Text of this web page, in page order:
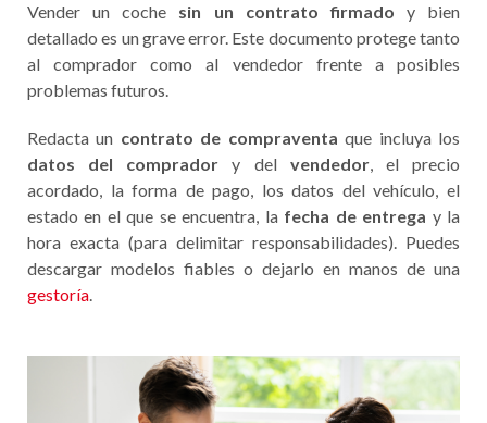
Vender un coche sin un contrato firmado y bien
detallado es un grave error. Este documento protege tanto
al comprador como al vendedor frente a posibles
problemas futuros.
Redacta un contrato de compraventa que incluya los
datos del comprador y del vendedor, el precio
acordado, la forma de pago, los datos del vehículo, el
estado en el que se encuentra, la fecha de entrega y la
hora exacta (para delimitar responsabilidades). Puedes
descargar modelos fiables o dejarlo en manos de una
gestoría.